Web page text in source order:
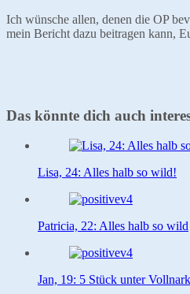
Ich wünsche allen, denen die OP
mein Bericht dazu beitragen kann,
Das könnte dich auch
Lisa, 24: Alles halb so wild!
Patricia, 22: Alles halb so wild
Jan, 19: 5 Stück unter